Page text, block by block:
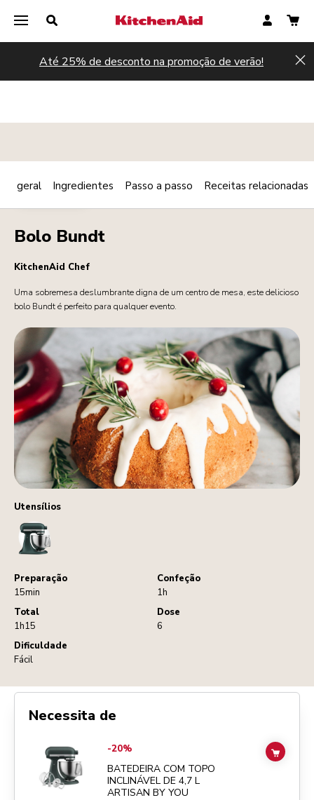
Até 25% de desconto na promoção de verão!
Utensílios
StandMixer
Preparação
15min
Confeção
1h
Total
1h15
Dose
6
Dificuldade
Fácil
SOBREMESAS Print
Bolo Bundt
KitchenAid Chef
Uma sobremesa deslumbrante digna de um centro de mesa, este delicioso
bolo Bundt é perfeito para qualquer evento.
geral Ingredientes Passo a passo Receitas relacionadas
Necessita de
Go toBATEDEIRA COM TOPO INCLINÁVEL DE 4,7 L ARTISAN BY
-20%
BATEDEIRA COM TOPO
INCLINÁVEL DE 4,7 L
ARTISAN BY YOU
ADD